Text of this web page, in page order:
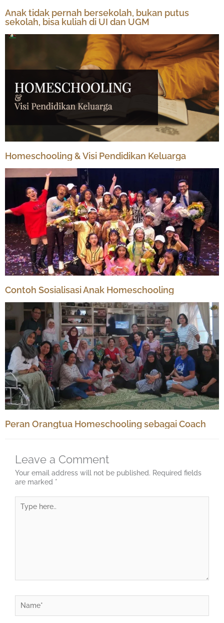
Anak tidak pernah bersekolah, bukan putus
sekolah, bisa kuliah di UI dan UGM
Homeschooling & Visi Pendidikan Keluarga
Contoh Sosialisasi Anak Homeschooling
Peran Orangtua Homeschooling sebagai Coach
Leave a Comment
Your email address will not be published. Required fields
are marked *
here..